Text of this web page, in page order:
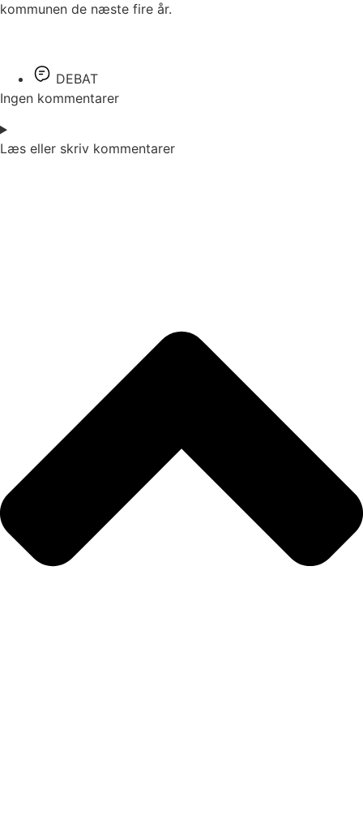
kommunen de næste fire år.
DEBAT
Ingen kommentarer
Læs eller skriv kommentarer